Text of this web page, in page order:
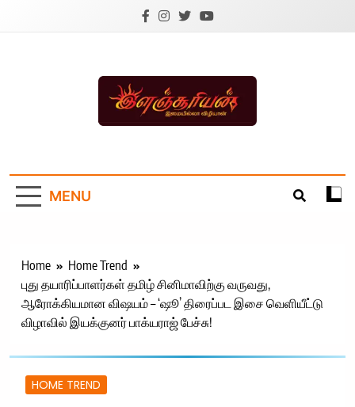
Tamil News |
Health | Tamil
Technology |
Sports News
MENU
Home
Home Trend
புது தயாரிப்பாளர்கள் தமிழ் சினிமாவிற்கு வருவது,
ஆரோக்கியமான விஷயம் – ‘ஷூ’ திரைப்பட இசை வெளியீட்டு
விழாவில் இயக்குனர் பாக்யராஜ் பேச்சு!
HOME TREND